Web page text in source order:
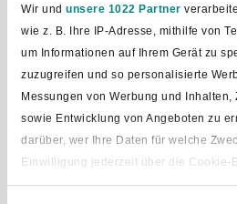
Wir und unsere 1022 Partner
wie z. B. Ihre IP-Adresse, mithilfe von
um Informationen auf Ihrem Gerät zu
zuzugreifen und so personalisierte
Messungen von Werbung und
sowie Entwicklung von Angeboten zu
darüber, wer Ihre Daten für welche
Einwilligung jederzeit über die Cookie-
Klicken auf das Privacy Trigger